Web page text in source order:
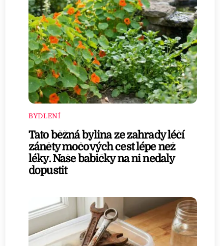
BYDLENÍ
Tato běžná bylina ze zahrady léčí
záněty močových cest lépe než
léky. Naše babičky na ni nedaly
dopustit